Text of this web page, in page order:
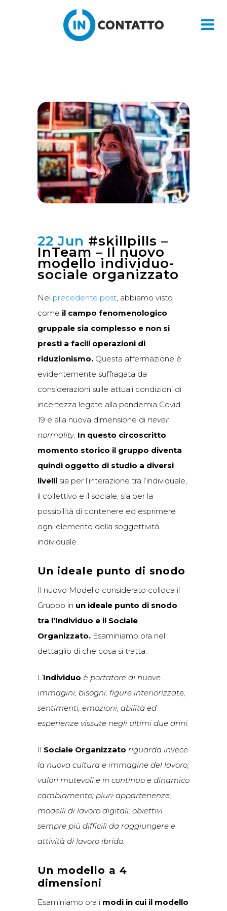
22 Jun #skillpills –
InTeam – Il nuovo
modello individuo-
sociale organizzato
Nel precedente post , abbiamo visto
come il campo fenomenologico
gruppale sia complesso e non si
presti a facili operazioni di
riduzionismo. Questa affermazione è
evidentemente suffragata da
considerazioni sulle attuali condizioni di
incertezza legate alla pandemia Covid
19 e alla nuova dimensione di never
normality. In questo circoscritto
momento storico il gruppo diventa
quindi oggetto di studio a diversi
livelli sia per l’interazione tra l’individuale,
il collettivo e il sociale, sia per la
possibilità di contenere ed esprimere
ogni elemento della soggettività
individuale.
Un ideale punto di snodo
Il nuovo Modello considerato colloca il
Gruppo in un ideale punto di snodo
tra l’Individuo e il Sociale
Organizzato. Esaminiamo ora nel
dettaglio di che cosa si tratta.
L’Individuo è portatore di nuove
immagini, bisogni, figure interiorizzate,
sentimenti, emozioni, abilità ed
esperienze vissute negli ultimi due anni.
Il Sociale Organizzato riguarda invece
la nuova cultura e immagine del lavoro;
valori mutevoli e in continuo e dinamico
cambiamento; pluri-appartenenze;
modelli di lavoro digitali; obiettivi
sempre più difficili da raggiungere e
attività di lavoro ibrido.
Un modello a 4
dimensioni
Esaminiamo ora i modi in cui il modello